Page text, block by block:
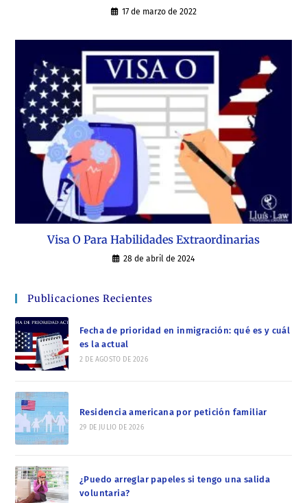
17 de marzo de 2022
Visa O Para Habilidades Extraordinarias
28 de abril de 2024
Publicaciones Recientes
Fecha de prioridad en inmigración: qué es y cuál
es la actual
2 DE AGOSTO DE 2026
Residencia americana por petición familiar
29 DE JULIO DE 2026
¿Puedo arreglar papeles si tengo una salida
voluntaria?